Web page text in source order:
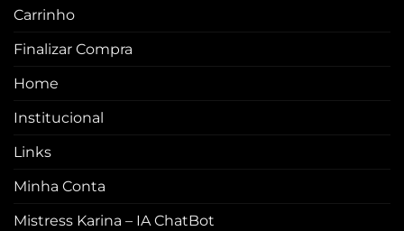
Carrinho
Finalizar Compra
Home
Institucional
Links
Minha Conta
Mistress Karina – IA ChatBot